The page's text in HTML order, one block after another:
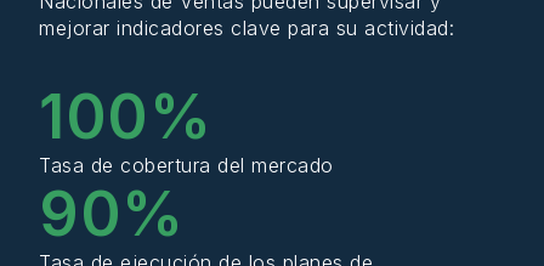
mejorar indicadores clave para su actividad:
Tasa de cobertura del mercado
100%
90%